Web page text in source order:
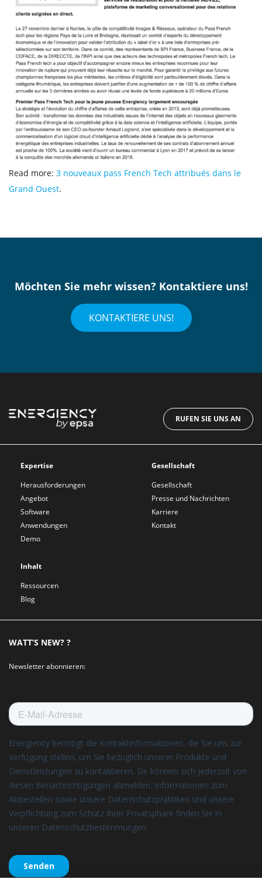
Read more: 3 nouveaux pass French Tech attribués dans le
Grand Ouest.
Möchten Sie mehr wissen? Kontaktiere uns!
KONTAKTIERE UNS!
RUFEN SIE UNS AN
Expertise
Herausforderungen
Angebot
Software
Anwendungen
Demo
Gesellschaft
Gesellschaft
Presse und Nachrichten
Karriere
Kontakt
Inhalt
Ressourcen
Blog
WATT’S NEW? ?
Newsletter abonnieren: